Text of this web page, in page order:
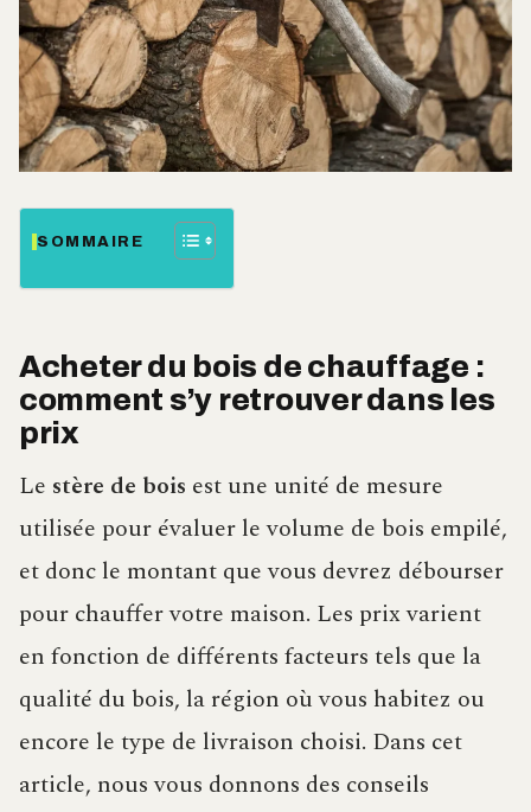
SOMMAIRE
Acheter du bois de chauffage :
comment s’y retrouver dans les
prix
Le stère de bois est une unité de mesure
utilisée pour évaluer le volume de bois empilé,
et donc le montant que vous devrez débourser
pour chauffer votre maison. Les prix varient
en fonction de différents facteurs tels que la
qualité du bois, la région où vous habitez ou
encore le type de livraison choisi. Dans cet
article, nous vous donnons des conseils